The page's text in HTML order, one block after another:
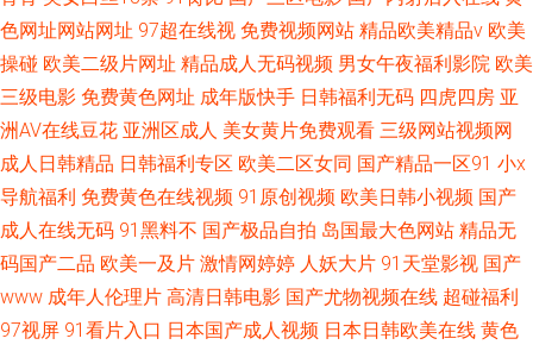
色网址网站网址 97超在线视 免费视频网站 精品欧美精品v 欧美
操碰 欧美二级片网址 精品成人无码视频 男女午夜福利影院 欧美
三级电影 免费黄色网址 成年版快手 日韩福利无码 四虎四房 亚
洲AV在线豆花 亚洲区成人 美女黄片免费观看 三级网站视频网
成人日韩精品 日韩福利专区 欧美二区女同 国产精品一区91 小x
导航福利 免费黄色在线视频 91原创视频 欧美日韩小视频 国产
成人在线无码 91黑料不 国产极品自拍 岛国最大色网站 精品无
码国产二品 欧美一及片 激情网婷婷 人妖大片 91天堂影视 国产
www 成年人伦理片 高清日韩电影 国产尤物视频在线 超碰福利
97视屏 91看片入口 日本国产成人视频 日本日韩欧美在线 黄色